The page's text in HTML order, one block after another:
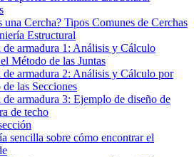
una Cercha? Tipos Comunes de Cerchas
Estructural
de armadura 1: Análisis y Cálculo
Método de las Juntas
de armadura 2: Análisis y Cálculo por
las Secciones
armadura 3: Ejemplo de diseño de
de techo
sencilla sobre cómo encontrar el